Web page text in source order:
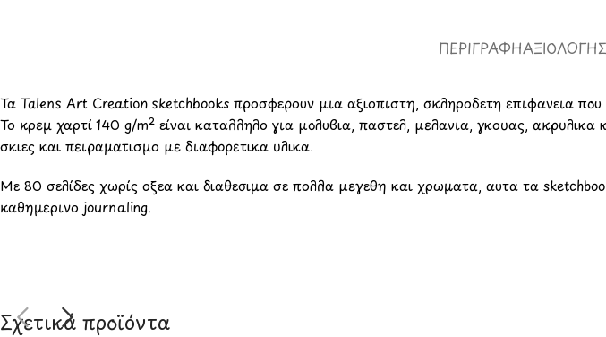
ΠΕΡΙΓΡΑΦΉ
Τα Talens Art Creation sketchbooks προσφέρουν μια αξιόπιστη, σκληρόδετη επιφάνεια
Το κρεμ χαρτί 140 g/m² είναι κατάλληλο για μολύβια, παστέλ, μελάνια, γκουάς,
σκιές και πειραματισμό με διαφορετικά υλικά.
Με 80 σελίδες χωρίς οξέα και διαθέσιμα σε πολλά μεγέθη και χρώματα, αυτά τα
καθημερινό journaling.
Σχετικά προϊόντα